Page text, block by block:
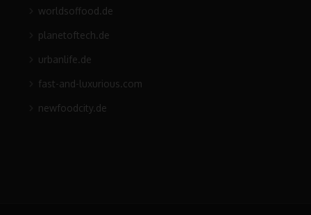
worldsoffood.de
planetoftech.de
urbanlife.de
fast-and-luxurious.com
newfoodcity.de